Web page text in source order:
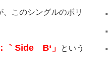
このシングルのボリ
Side B‘」
という